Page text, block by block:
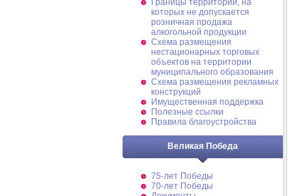
Границы территорий, на
которых не допускается
розничная продажа
алкогольной продукции
Схема размещения
нестационарных торговых
объектов на территории
муниципального образования
Схема размещения рекламных
конструкций
Имущественная поддержка
Полезные ссылки
Правила благоустройства
Великая Победа
75-лет Победы
70-лет Победы